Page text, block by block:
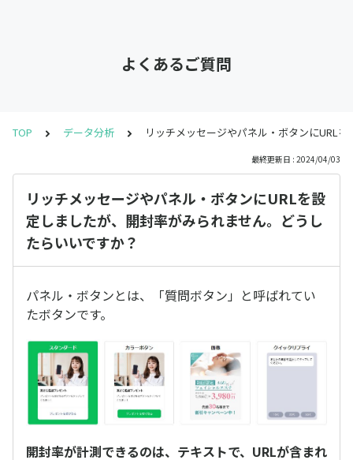
よくあるご質問
TOP データ分析 リッチメッセージやパネル・ボタンにURL
最終更新日 : 2024/04/03
リッチメッセージやパネル・ボタンにURLを設
定しましたが、開封率がみられません。どうし
たらいいですか？
パネル・ボタンとは、「質問ボタン」と呼ばれてい
たボタンです。
開封率が計測できるのは、テキストで、URLが含まれ